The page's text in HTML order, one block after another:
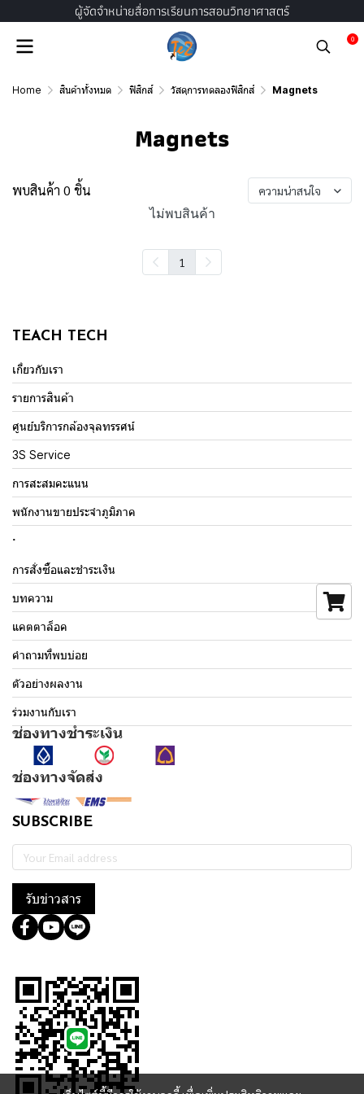
ผู้จัดจำหน่ายสื่อการเรียนการสอนวิทยาศาสตร์
0
Home สินค้าทั้งหมด ฟิสิกส์ วัสดุการทดลองฟิสิกส์ Magnets
Magnets
พบสินค้า 0 ชิ้น ความน่าสนใจ
ไม่พบสินค้า
1
TEACH TECH
เกี่ยวกับเรา
รายการสินค้า
ศูนย์บริการกล้องจุลทรรศน์
3S Service
การสะสมคะแนน
พนักงานขายประจำภูมิภาค
.
การสั่งซื้อและชำระเงิน
บทความ
แคตตาล็อค
คำถามที่พบบ่อย
ตัวอย่างผลงาน
ร่วมงานกับเรา
ช่องทางชำระเงิน
ช่องทางจัดส่ง
SUBSCRIBE
รับข่าวสาร